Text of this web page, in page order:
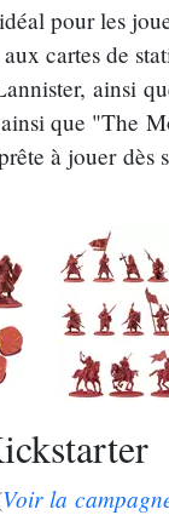
pour les
cartes de
ainsi
que "The
à jouer dès
Voir la